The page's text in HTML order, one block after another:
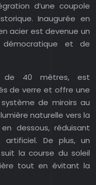
d’une coupole
Inaugurée en
acier est devenue un
et de
de 40 mètres, est
de verre et offre une
de miroirs au
naturelle vers la
dessous, réduisant
artificiel. De plus, un
la course du soleil
tout en évitant la